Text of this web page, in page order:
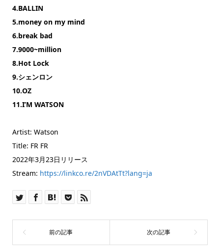
4.BALLIN
5.money on my mind
6.break bad
7.9000~million
8.Hot Lock
9.シェンロン
10.OZ
11.I’M WATSON
Artist: Watson
Title: FR FR
2022年3月23日リリース
Stream: https://linkco.re/2nVDAtTt?lang=ja